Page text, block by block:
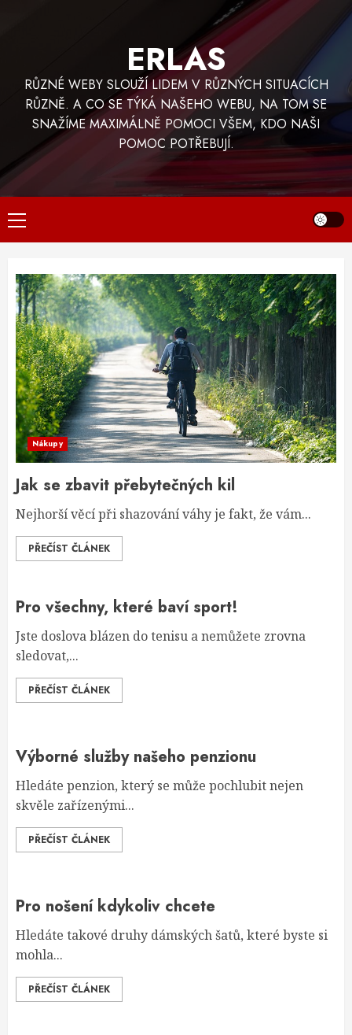
ERLAS
RŮZNÉ WEBY SLOUŽÍ LIDEM V RŮZNÝCH SITUACÍCH
RŮZNĚ. A CO SE TÝKÁ NAŠEHO WEBU, NA TOM SE
SNAŽÍME MAXIMÁLNĚ POMOCI VŠEM, KDO NAŠI
POMOC POTŘEBUJÍ.
Primary
Menu
Nákupy
Jak se zbavit přebytečných kil
Nejhorší věcí při shazování váhy je fakt, že vám...
PŘEČÍST ČLÁNEK
Pro všechny, které baví sport!
Jste doslova blázen do tenisu a nemůžete zrovna
sledovat,...
PŘEČÍST ČLÁNEK
Výborné služby našeho penzionu
Hledáte penzion, který se může pochlubit nejen
skvěle zařízenými...
PŘEČÍST ČLÁNEK
Pro nošení kdykoliv chcete
Hledáte takové druhy dámských šatů, které byste si
mohla...
PŘEČÍST ČLÁNEK